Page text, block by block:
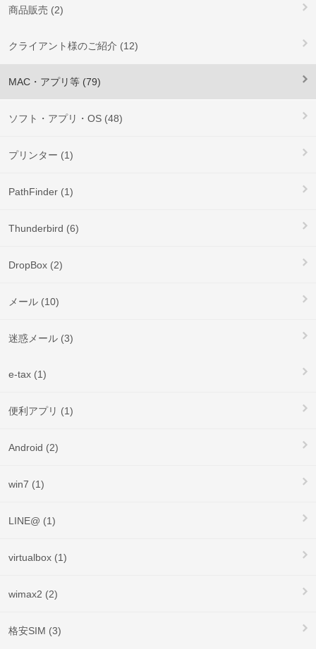
商品販売 (2)
クライアント様のご紹介 (12)
MAC・アプリ等 (79)
ソフト・アプリ・OS (48)
プリンター (1)
PathFinder (1)
Thunderbird (6)
DropBox (2)
メール (10)
迷惑メール (3)
e-tax (1)
便利アプリ (1)
Android (2)
win7 (1)
LINE@ (1)
virtualbox (1)
wimax2 (2)
格安SIM (3)